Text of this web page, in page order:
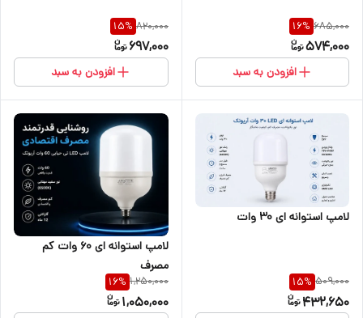
685,000
16%
574,000
افزودن به سبد
820,000
15%
697,000
افزودن به سبد
لامپ استوانه ای 30 وات
509,000
15%
432,650
لامپ استوانه ای ۶۰ وات کم
مصرف
1,250,000
16%
1,050,000